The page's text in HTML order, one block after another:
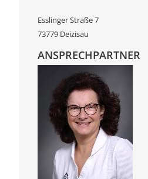
Esslinger Straße 7
73779 Deizisau
ANSPRECHPARTNER